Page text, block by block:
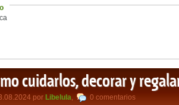
cuidarlos, decorar y
por Libelula 0 comentarios